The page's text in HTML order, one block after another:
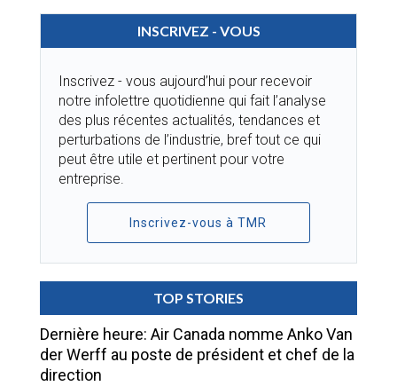
INSCRIVEZ - VOUS
Inscrivez - vous aujourd’hui pour recevoir
notre infolettre quotidienne qui fait l’analyse
des plus récentes actualités, tendances et
perturbations de l’industrie, bref tout ce qui
peut être utile et pertinent pour votre
entreprise.
Inscrivez-vous à TMR
TOP STORIES
Dernière heure: Air Canada nomme Anko Van
der Werff au poste de président et chef de la
direction